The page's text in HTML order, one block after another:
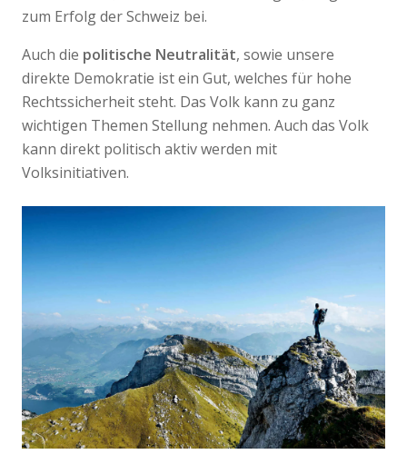
zum Erfolg der Schweiz bei.
Auch die politische Neutralität, sowie unsere
direkte Demokratie ist ein Gut, welches für hohe
Rechtssicherheit steht. Das Volk kann zu ganz
wichtigen Themen Stellung nehmen. Auch das Volk
kann direkt politisch aktiv werden mit
Volksinitiativen.